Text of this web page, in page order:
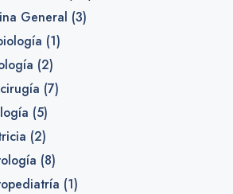
General (3)
(1)
(2)
(7)
(5)
(2)
(8)
(1)